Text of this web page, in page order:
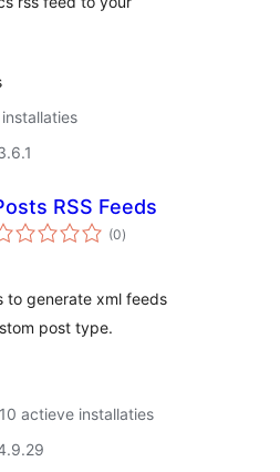
RSS Feeds
(0totaal
waarderingen
)
to generate xml feeds
post type.
actieve installaties